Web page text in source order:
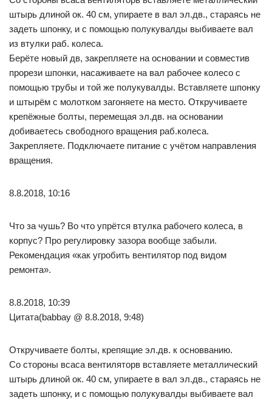
штырь длиной ок. 40 см, упираете в вал эл.дв., стараясь не
задеть шпонку, и с помощью полукувалды выбиваете вал
из втулки раб. колеса.
Берёте новый дв, закрепляете на основании и совместив
прорези шпонки, насаживаете на вал рабочее колесо с
помощью трубы и той же полукувалды. Вставляете шпонку
и штырём с молотком загоняете на место. Откручиваете
крепёжные болты, перемещая эл.дв. на основании
добиваетесь свободного вращения раб.колеса.
Закрепляете. Подключаете питание с учётом направления
вращения.
8.8.2018, 10:16
Что за чушь? Во что упрётся втулка рабочего колеса, в
корпус? Про регулировку зазора вообще забыли.
Рекомендация «как угробить вентилятор под видом
ремонта».
8.8.2018, 10:39
Цитата(babbay @ 8.8.2018, 9:48)
Откручиваете болты, крепящие эл.дв. к основванию.
Со стороны всаса вентиляторв вставляете металлический
штырь длиной ок. 40 см, упираете в вал эл.дв., стараясь не
задеть шпонку, и с помощью полукувалды выбиваете вал